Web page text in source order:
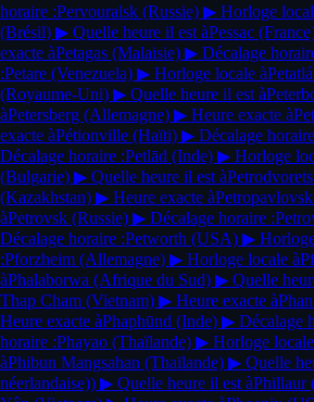
horaire :Pervouralsk (Russie) ▶ Horloge
(Brésil) ▶ Quelle heure il est àPessac
exacte àPetagas (Malaisie) ▶ Décalage
:Petare (Venezuela) ▶ Horloge locale à
(Royaume-Uni) ▶ Quelle heure il est à
àPetersberg (Allemagne) ▶ Heure exacte à
exacte àPétionville (Haïti) ▶ Décalage
Décalage horaire :Petlād (Inde) ▶ Horloge
(Bulgarie) ▶ Quelle heure il est àPetrodvorets
(Kazakhstan) ▶ Heure exacte à
àPetrovsk (Russie) ▶ Décalage horaire :
Décalage horaire :Petworth (USA) ▶
:Pforzheim (Allemagne) ▶ Horloge locale à
àPhalaborwa (Afrique du Sud) ▶ Quelle
Thap Cham (Vietnam) ▶ Heure exacte à
Heure exacte àPhaphūnd (Inde) ▶ Décalage
horaire :Phayao (Thaïlande) ▶ Horloge
àPhibun Mangsahan (Thaïlande) ▶ Quelle
néerlandaise)) ▶ Quelle heure il est àPhillaur